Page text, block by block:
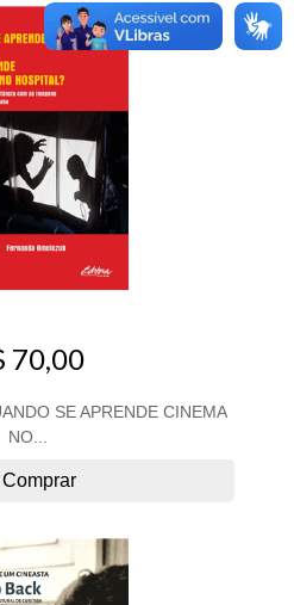
70,00
SE APRENDE CINEMA
NO...